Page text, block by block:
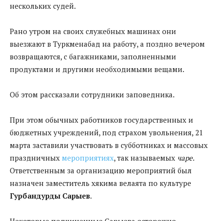
нескольких судей.
Рано утром на своих служебных машинах они
выезжают в Туркменабад на работу, а поздно вечером
возвращаются, с багажниками, заполненными
продуктами и другими необходимыми вещами.
Об этом рассказали сотрудники заповедника.
При этом обычных работников государственных и
бюджетных учреждений, под страхом увольнения, 21
марта заставили участвовать в субботниках и массовых
праздничных мероприятиях, так называемых чаре.
Ответственным за организацию мероприятий был
назначен заместитель хякима велаята по культуре
Гурбандурды Сарыев.